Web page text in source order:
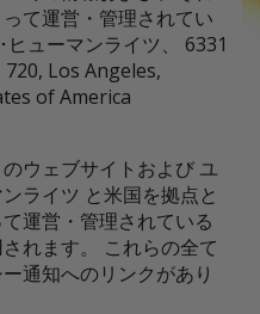
て運営・管理されてい
ューマンライツ、 6331
Los Angeles,
of America
ウェブサイトおよび ユ
ライツ と米国を拠点と
運営・管理されている
れます。 これらの全て
通知へのリンクがあり